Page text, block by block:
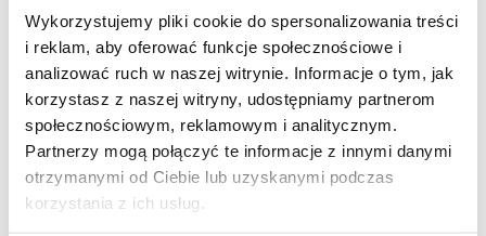
Wykorzystujemy pliki cookie do spersonalizowania treści
i reklam, aby oferować funkcje społecznościowe i
analizować ruch w naszej witrynie. Informacje o tym, jak
korzystasz z naszej witryny, udostępniamy partnerom
społecznościowym, reklamowym i analitycznym.
Partnerzy mogą połączyć te informacje z innymi danymi
otrzymanymi od Ciebie lub uzyskanymi podczas
korzystania z ich usług.
użyciu zamknij dokładnie tubkę. Pomiędzy poszczególnymi
podaniami preparatu przechowuj tubkę w pozycji pionowej
aplikatorem do dołu na podstawce dołączonej do
opakowania przez producenta. Wszystko po to, aby
zapewnić prawidłowe formowanie kropli, co ułatwia
zakrapianie oczu oraz zwiększa bezpieczeństwo stosowania
preparatu. Ułatwia to również stosowanie leku.
Virgan - możliwe skutki